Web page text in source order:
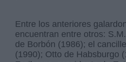
Entre los anteriores
encuentran entre otros:
de Borbón (1986); el
(1990); Otto de Habsburgo